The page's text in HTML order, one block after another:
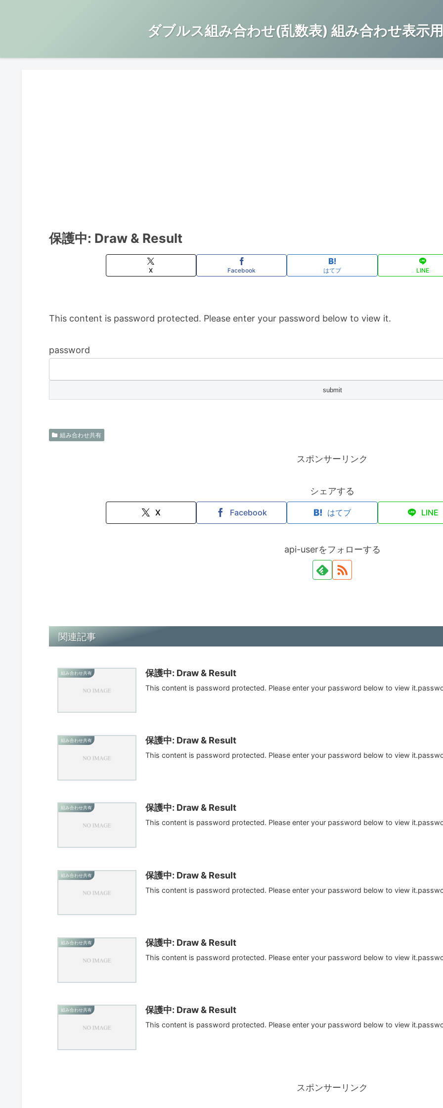
ダブルス組み合わせ(乱数表) 組み合わせ表示
保護中: Draw & Result
X Facebook はてブ LINE
This content is password protected. Please enter your password below to view it.
password
組み合わせ共有
スポンサーリンク
シェアする
X Facebook はてブ LINE
api-userをフォローする
関連記事
組み合わせ共有 保護中: Draw & Result
This content is password protected. Please enter your password below to view
組み合わせ共有 保護中: Draw & Result
This content is password protected. Please enter your password below to view
組み合わせ共有 保護中: Draw & Result
This content is password protected. Please enter your password below to view
組み合わせ共有 保護中: Draw & Result
This content is password protected. Please enter your password below to view
組み合わせ共有 保護中: Draw & Result
This content is password protected. Please enter your password below to view
組み合わせ共有 保護中: Draw & Result
This content is password protected. Please enter your password below to view
スポンサーリンク